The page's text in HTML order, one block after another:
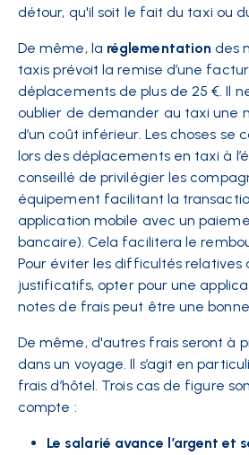
détour, qu'il soit le fait du taxi ou
De même, la réglementation des
taxis prévoit la remise d’une
déplacements de plus de 25 €. Il
oublier de demander au taxi une
d’un coût inférieur. Les choses se
lors des déplacements en taxi à
conseillé de privilégier les
équipement facilitant la
application mobile avec un
bancaire). Cela facilitera le
Pour éviter les difficultés relatives
justificatifs, opter pour une
notes de frais peut être une
De même, d'autres frais seront à
dans un voyage. Il s’agit en
frais d’hôtel. Trois cas de figure
compte :
Le salarié avance l’argent et